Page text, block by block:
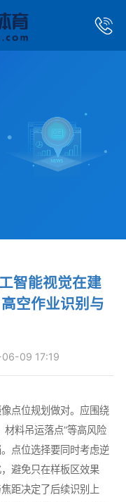
智能视觉在建
空作业识别与
06-09 17:19
点位规划做对。应围绕
材料吊运落点”等高风险
点位选择要同时考虑逆
避免只在样板区效果
距决定了后续识别上